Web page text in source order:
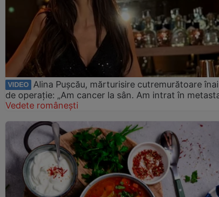
VIDEO
Alina Pușcău, mărturisire cutremurătoare
de operație: „Am cancer la sân. Am intrat în
Vedete românești